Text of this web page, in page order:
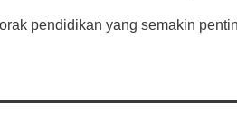
pendidikan yang semakin